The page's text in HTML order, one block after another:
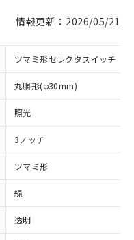
情報更新：2026/05/21
ツマミ形セレクタスイッチ
丸胴形(φ30mm)
照光
3ノッチ
ツマミ形
緑
透明